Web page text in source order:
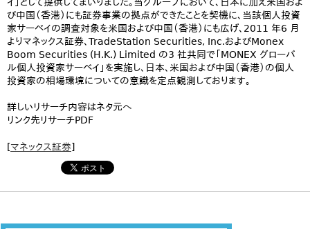
び中国（香港）にも証券事業の拠点ができたことを契機に、当該個人投資
家サーベイの調査対象を米国および中国（香港）にも広げ、2011 年6 月
よりマネックス証券、TradeStation Securities, Inc.およびMonex
Boom Securities (H.K.) Limited の3 社共同で「MONEX グローバ
ル個人投資家サーベイ」を実施し、日本、米国および中国（香港）の個人
投資家の相場環境についての意識を定点観測しております。
詳しいリサーチ内容はネタ元へ
リンク先リサーチPDF
[マネックス証券]